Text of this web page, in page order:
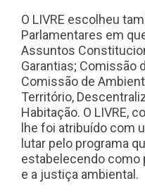
O LIVRE escolheu
Parlamentares em
Assuntos
Garantias; Comissão
Comissão de
Território,
Habitação. O LIVRE,
lhe foi atribuído com
lutar pelo programa
estabelecendo como
e a justiça ambiental.